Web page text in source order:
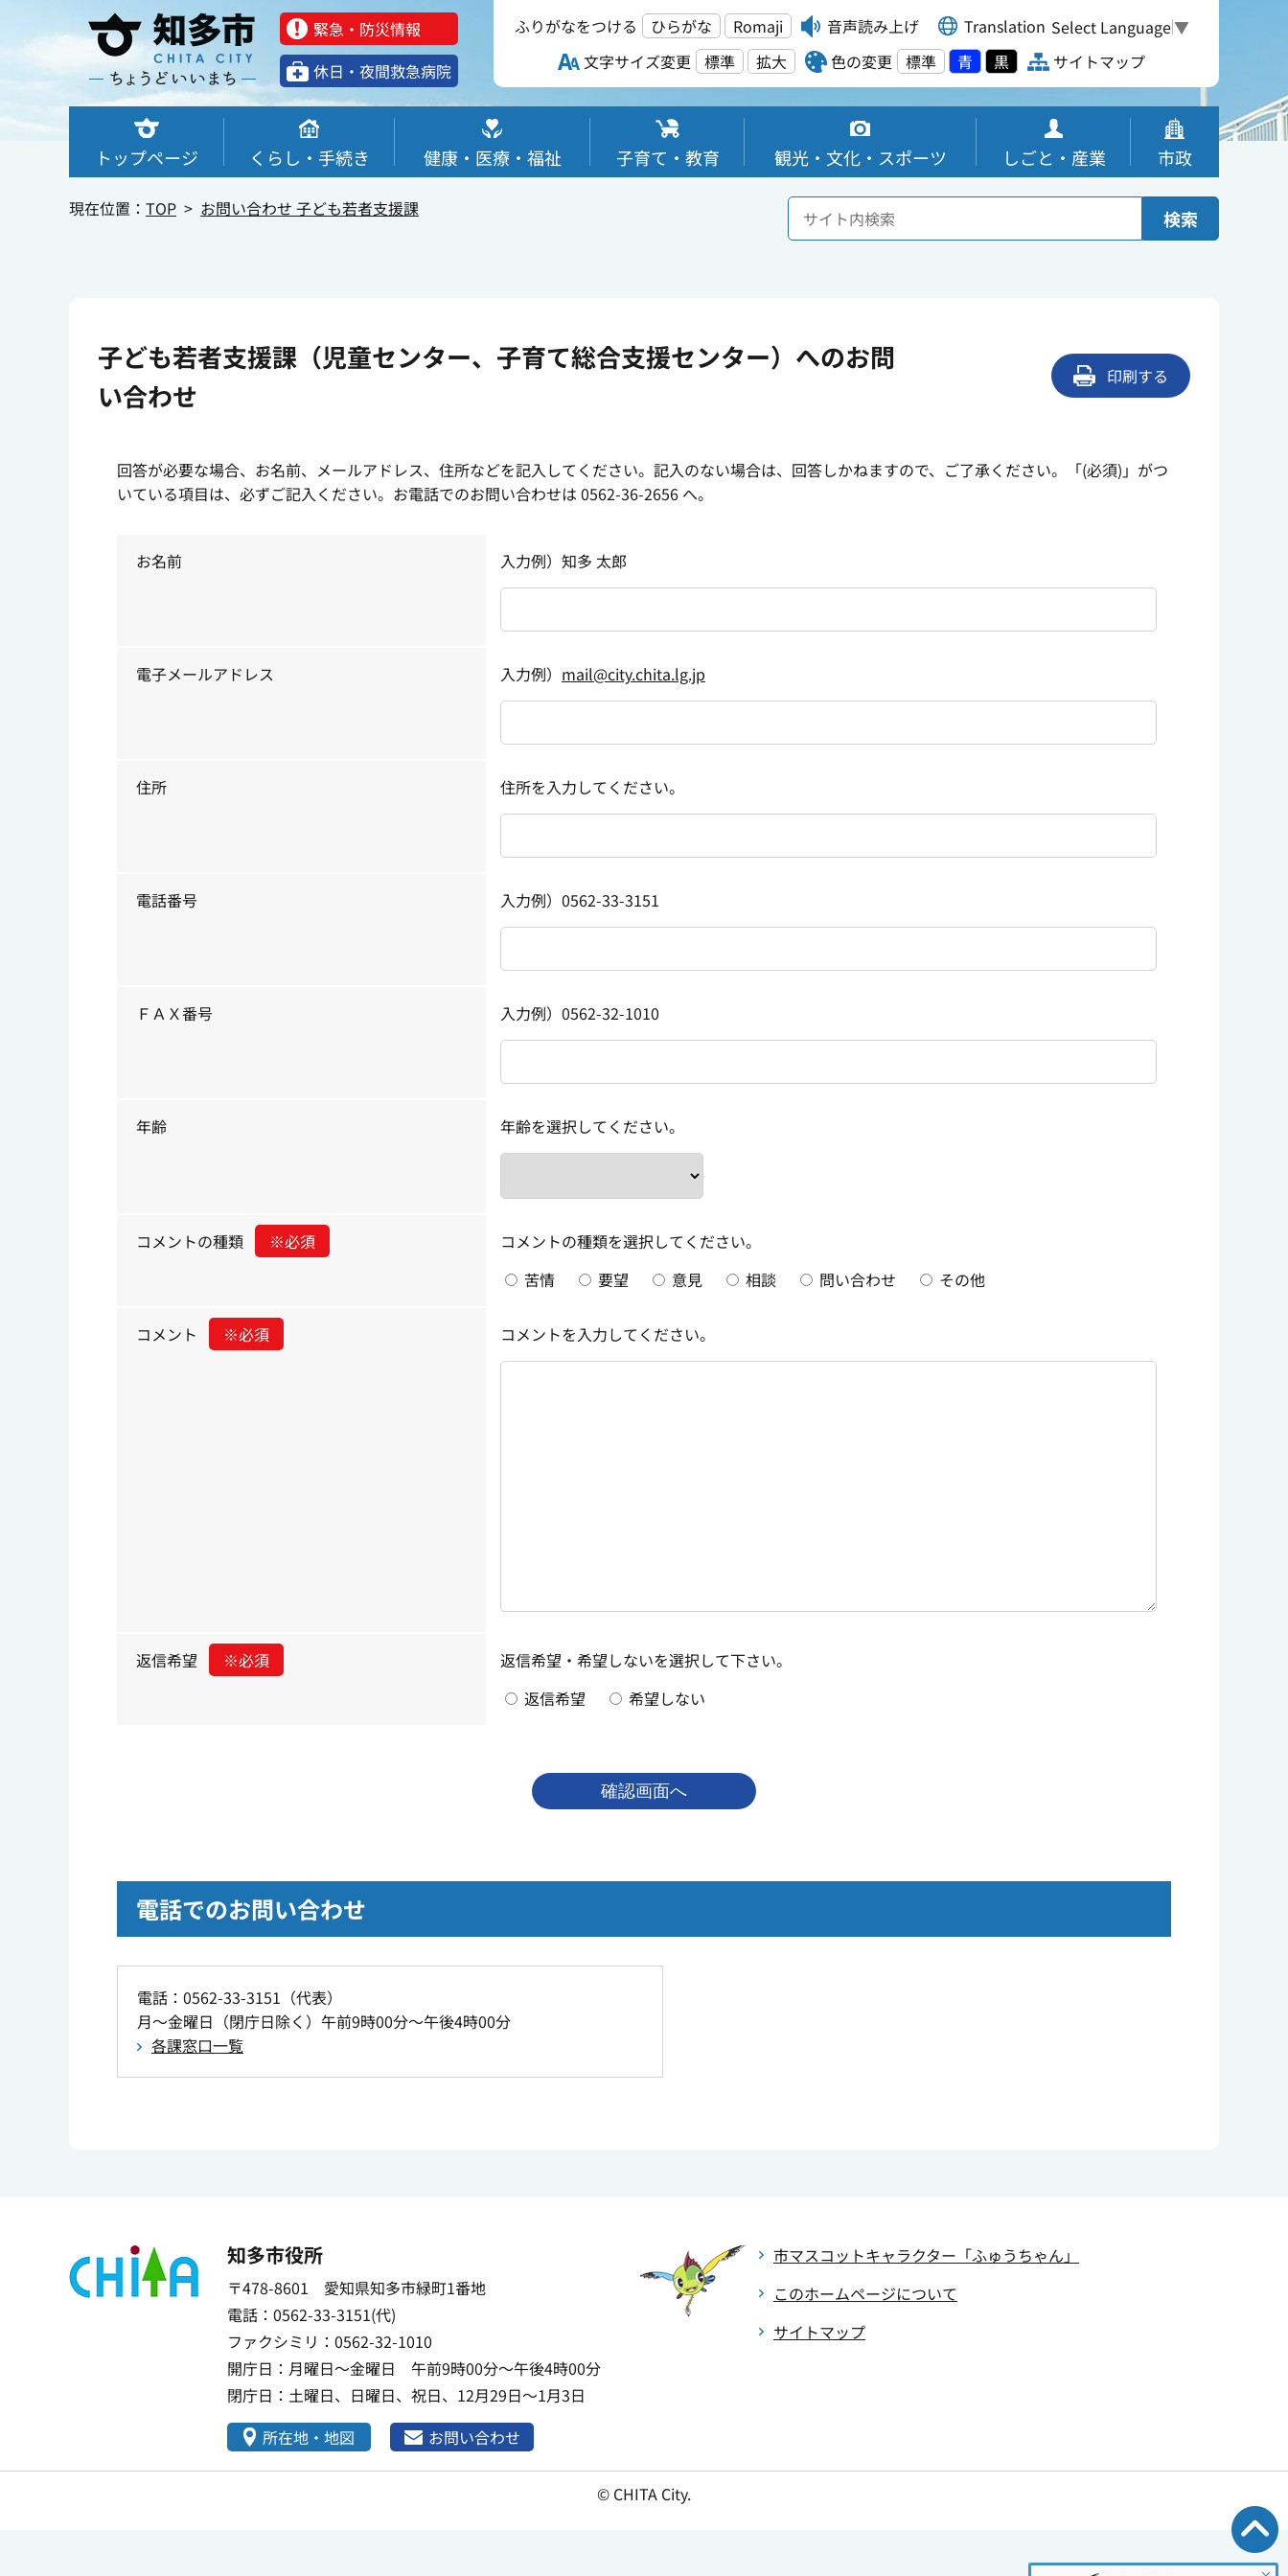
緊急・防災情報
休⽇・夜間救急病院
ふりがなをつける ひらがな Romaji 音声読み上げ Translation Select Language▼
文字サイズ変更
標準 拡大 色の変更 標準 青 黒 サイトマップ
トップページ くらし・手続き 健康・医療・福祉 子育て・教育 観光・文化・スポーツ しごと・産業 市政
現在位置： TOP お問い合わせ 子ども若者支援課 検索
子ども若者支援課（児童センター、子育て総合支援センター）へのお問
い合わせ
印刷する
回答が必要な場合、お名前、メールアドレス、住所などを記入してください。記入のない場合は、回答しかねますので、ご了承ください。「(必須)」がつ
いている項目は、必ずご記入ください。お電話でのお問い合わせは 0562-36-2656 へ。
お名前 入力例）知多 太郎
電子メールアドレス 入力例） mail@city.chita.lg.jp
住所 住所を入力してください。
電話番号 入力例）0562-33-3151
ＦＡＸ番号 入力例）0562-32-1010
年齢 年齢を選択してください。
コメントの種類 ※必須
コメントの種類を選択してください。
苦情
要望 意見 相談 問い合わせ その他
コメント ※必須 コメントを入力してください。
返信希望 ※必須
返信希望・希望しないを選択して下さい。
返信希望
希望しない
電話でのお問い合わせ
電話：0562-33-3151（代表）
月～金曜日（閉庁日除く）午前9時00分～午後4時00分
各課窓口一覧
知多市役所
〒478-8601 愛知県知多市緑町1番地
電話：0562-33-3151(代)
ファクシミリ：0562-32-1010
開庁日：月曜日～金曜日 午前9時00分～午後4時00分
閉庁日：土曜日、日曜日、祝日、12月29日～1月3日
所在地・地図
お問い合わせ
市マスコットキャラクター 「ふゅうちゃん」
このホームページについて
サイトマップ
© CHITA City.